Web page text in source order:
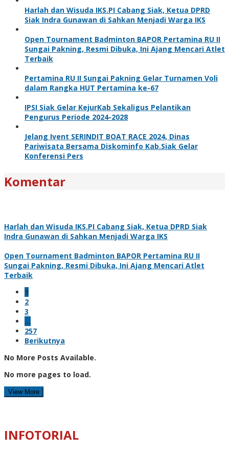
Harlah dan Wisuda IKS.PI Cabang Siak, Ketua DPRD
Siak Indra Gunawan di Sahkan Menjadi Warga IKS
Open Tournament Badminton BAPOR Pertamina RU II
Sungai Pakning, Resmi Dibuka, Ini Ajang Mencari Atlet
Terbaik
Pertamina RU II Sungai Pakning Gelar Turnamen Voli
dalam Rangka HUT Pertamina ke-67
IPSI Siak Gelar KejurKab Sekaligus Pelantikan
Pengurus Periode 2024-2028
Jelang Ivent SERINDIT BOAT RACE 2024, Dinas
Pariwisata Bersama Diskominfo Kab.Siak Gelar
Konferensi Pers
Komentar
Harlah dan Wisuda IKS.PI Cabang Siak, Ketua DPRD Siak
Indra Gunawan di Sahkan Menjadi Warga IKS
Open Tournament Badminton BAPOR Pertamina RU II
Sungai Pakning, Resmi Dibuka, Ini Ajang Mencari Atlet
Terbaik
1
2
3
…
257
Berikutnya
No More Posts Available.
No more pages to load.
View More
INFOTORIAL